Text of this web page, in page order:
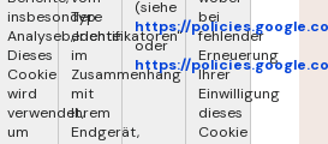
insbesondere
Analyseberichte.
Dieses
Cookie
wird
verwendet,
um
Typ
„Identifikatoren"
im
Zusammenhang
mit
Ihrem
Endgerät,
(siehe
https://
oder
https://
bei
fehlender
Erneuerung
Ihrer
Einwilligung
dieses
Cookie